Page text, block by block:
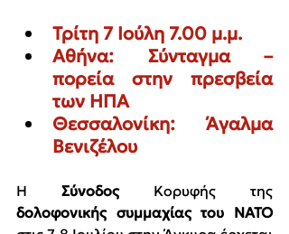
Τρίτη 7 Ιούλη 7.00 μ.μ.
Αθήνα: Σύνταγμα –
πορεία στην πρεσβεία
των ΗΠΑ
Θεσσαλονίκη: Άγαλμα
Βενιζέλου
Η Σύνοδος
δολοφονικής συμμαχίας του ΝΑΤΟ